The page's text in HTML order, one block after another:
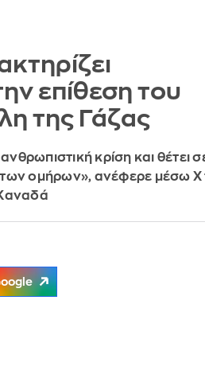
επίθεση του
της Γάζας
κρίση και θέτει
ομήρων», ανέφερε μέσω X